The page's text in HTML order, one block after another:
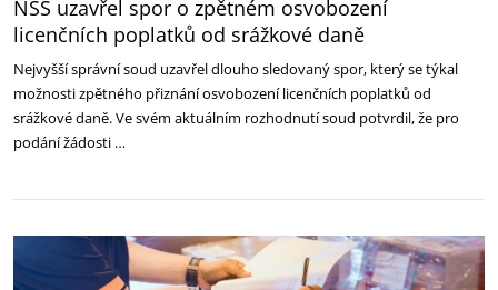
NSS uzavřel spor o zpětném osvobození
licenčních poplatků od srážkové daně
Nejvyšší správní soud uzavřel dlouho sledovaný spor, který se týkal
možnosti zpětného přiznání osvobození licenčních poplatků od
srážkové daně. Ve svém aktuálním rozhodnutí soud potvrdil, že pro
podání žádosti …